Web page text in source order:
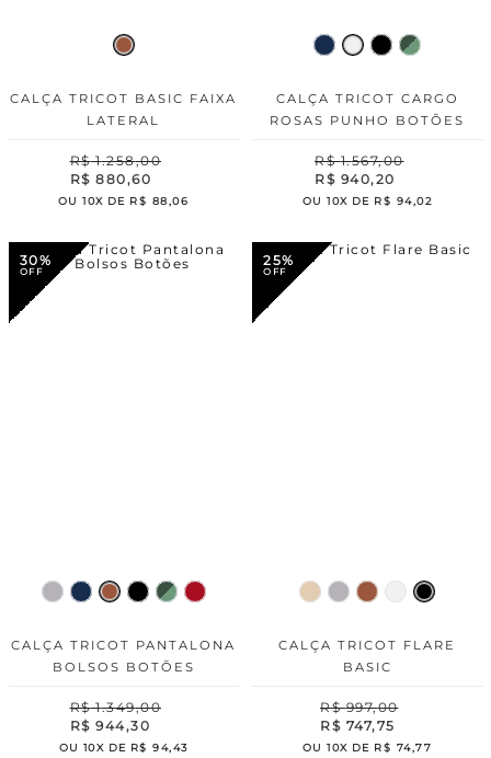
CALÇA TRICOT BASIC FAIXA
LATERAL
R$ 1.258,00
R$ 880,60
OU10X DE R$ 88 ,06
CALÇA TRICOT CARGO
ROSAS PUNHO BOTÕES
R$ 1.567,00
R$ 940,20
OU10X DE R$ 94,02
30%
CALÇA TRICOT PANTALONA
BOLSOS BOTÕES
R$ 1.349,00
R$ 944,30
OU 10X DE R$ 94,43
25%
CALÇA TRICOT FLARE
BASIC
R$ 997,00
R$ 747,75
OU10X DE R$ 74,77